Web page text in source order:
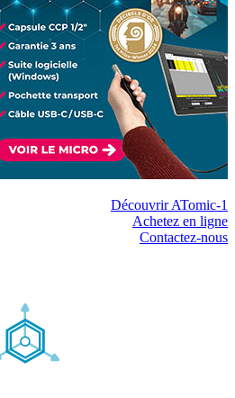
Découvrir ATomic-1
Achetez en ligne
Contactez-nous